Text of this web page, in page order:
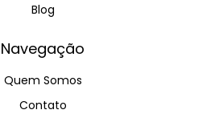
Blog
Navegação
Quem Somos
Contato